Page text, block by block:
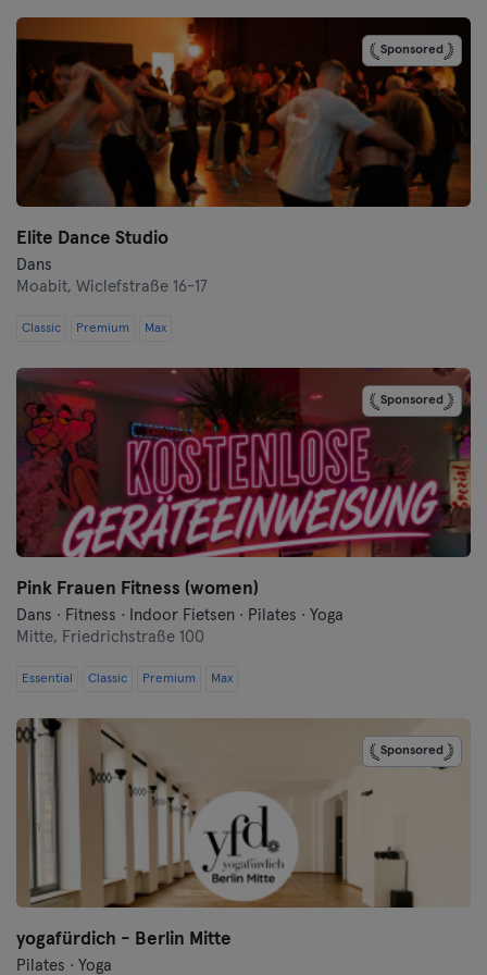
Sponsored
Elite Dance Studio
Dans
Moabit, Wiclefstraße 16-17
Classic Premium Max
Sponsored
Pink Frauen Fitness (women)
Dans · Fitness · Indoor Fietsen · Pilates · Yoga
Mitte, Friedrichstraße 100
Essential Classic Premium Max
Sponsored
yogafürdich - Berlin Mitte
Pilates · Yoga
Coburg
Cottbus
Darmstadt
Dortmund
Erfurt
Essen
Flensburg
Frankfurt aan de Oder
Fulda
Göppingen
Hamburg